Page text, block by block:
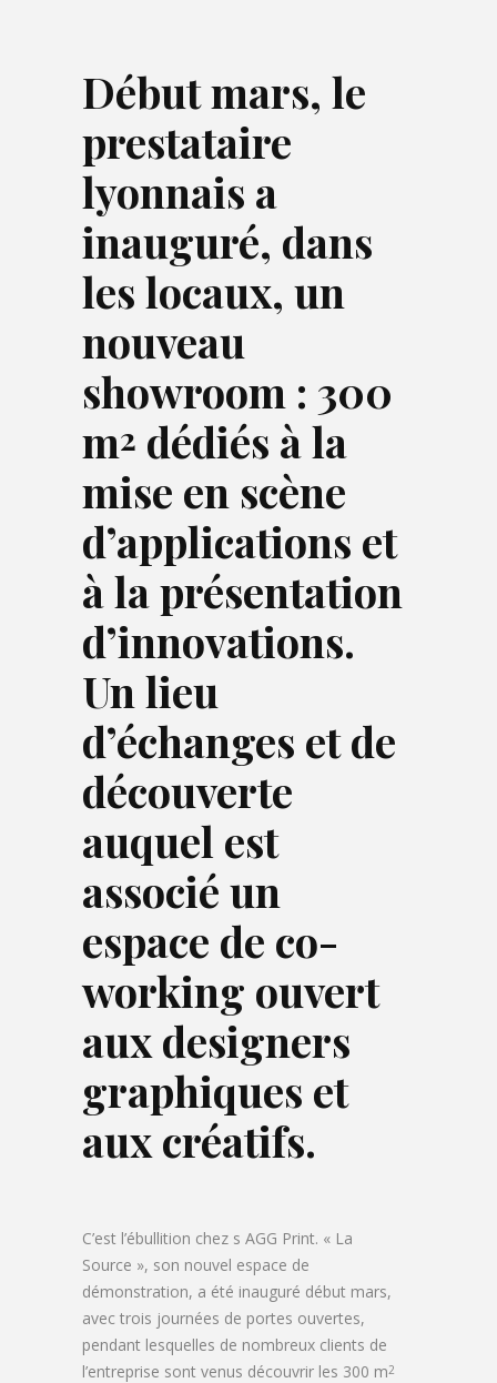
Début mars, le
prestataire
lyonnais a
inauguré, dans
les locaux, un
nouveau
showroom : 300
m2 dédiés à la
mise en scène
d’applications et
à la présentation
d’innovations.
Un lieu
d’échanges et de
découverte
auquel est
associé un
espace de co-
working ouvert
aux designers
graphiques et
aux créatifs.
C’est l’ébullition chez s AGG Print. « La
Source », son nouvel espace de
démonstration, a été inauguré début mars,
avec trois journées de portes ouvertes,
pendant lesquelles de nombreux clients de
l’entreprise sont venus découvrir les 300 m2